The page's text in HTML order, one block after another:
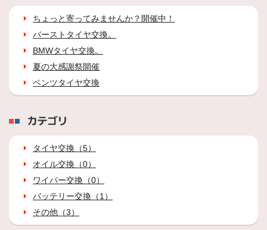
ちょっと寄ってみませんか？開催中！
バーストタイヤ交換。
BMWタイヤ交換。
夏の大感謝祭開催
ベンツタイヤ交換
カテゴリ
タイヤ交換（5）
オイル交換（0）
ワイパー交換（0）
バッテリー交換（1）
その他（3）